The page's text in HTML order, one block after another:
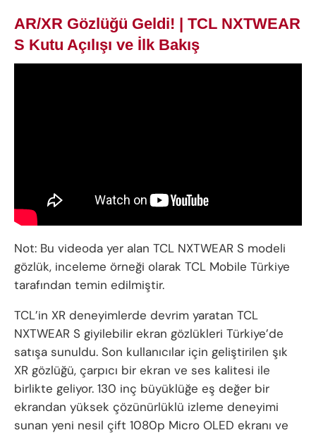
AR/XR Gözlüğü Geldi! | TCL NXTWEAR
S Kutu Açılışı ve İlk Bakış
Not: Bu videoda yer alan TCL NXTWEAR S modeli
gözlük, inceleme örneği olarak TCL Mobile Türkiye
tarafından temin edilmiştir.
TCL’in XR deneyimlerde devrim yaratan TCL
NXTWEAR S giyilebilir ekran gözlükleri Türkiye’de
satışa sunuldu. Son kullanıcılar için geliştirilen şık
XR gözlüğü, çarpıcı bir ekran ve ses kalitesi ile
birlikte geliyor. 130 inç büyüklüğe eş değer bir
ekrandan yüksek çözünürlüklü izleme deneyimi
sunan yeni nesil çift 1080p Micro OLED ekranı ve